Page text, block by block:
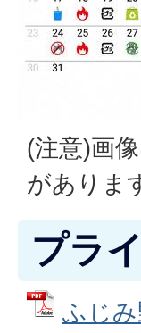
(注意)画
がありま
プラ
ふじ